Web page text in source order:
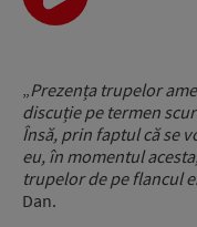
„Prezența trupelor
discuție pe termen
Însă, prin faptul că se
eu, în momentul
trupelor de pe flancul
Dan.